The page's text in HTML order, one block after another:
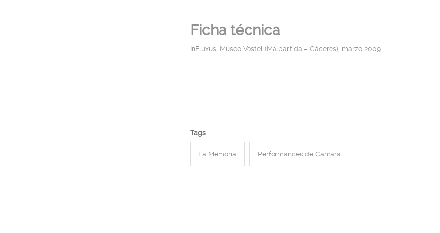
Ficha técnica
InFluxus. Museo Vostel (Malpartida – Cáceres), marzo 2009.
Tags
La Memoria Performances de Cámara